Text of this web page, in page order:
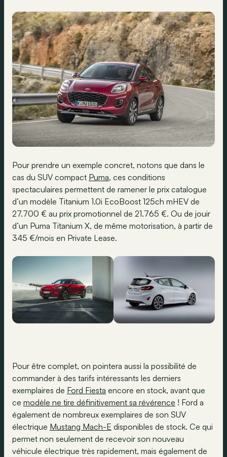
Pour prendre un exemple concret, notons que dans le
cas du SUV compact Puma, ces conditions
spectaculaires permettent de ramener le prix catalogue
d’un modèle Titanium 1.0i EcoBoost 125ch mHEV de
27.700 € au prix promotionnel de 21.765 €. Ou de jouir
d’un Puma Titanium X, de même motorisation, à partir de
345 €/mois en Private Lease.
Pour être complet, on pointera aussi la possibilité de
commander à des tarifs intéressants les derniers
exemplaires de Ford Fiesta encore en stock, avant que
ce modèle ne tire définitivement sa révérence ! Ford a
également de nombreux exemplaires de son SUV
électrique Mustang Mach-E disponibles de stock. Ce qui
permet non seulement de recevoir son nouveau
véhicule électrique très rapidement, mais également de